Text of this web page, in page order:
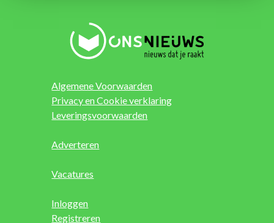
Algemene Voorwaarden
Privacy en Cookie verklaring
Leveringsvoorwaarden
Adverteren
Vacatures
Inloggen
Registreren